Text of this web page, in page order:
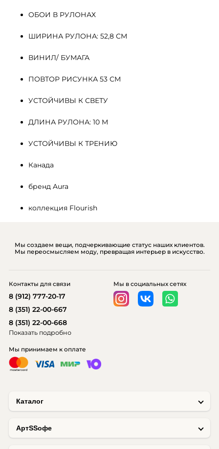
ОБОИ В РУЛОНАХ
ШИРИНА РУЛОНА: 52,8 СМ
ВИНИЛ/ БУМАГА
ПОВТОР РИСУНКА 53 СМ
УСТОЙЧИВЫ К СВЕТУ
ДЛИНА РУЛОНА: 10 М
УСТОЙЧИВЫ К ТРЕНИЮ
Канада
бренд Aura
коллекция Flourish
Мы создаем вещи, подчеркивающие статус наших клиентов.
Мы переосмысляем моду, превращая интерьер в искусство.
Каталог
AртSSофе
Мы принимаем к оплате
Мы в социальных сетях
Контакты для связи
8 (912) 777-20-17
8 (351) 22-00-667
8 (351) 22-00-668
Показать подробно